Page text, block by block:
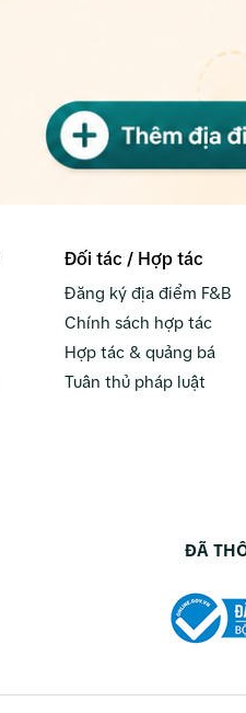
Đối tác / Hợp tác
Đăng ký địa điểm F&B
Chính sách hợp tác
Hợp tác & quảng bá
Tuân thủ pháp luật
ĐÃ